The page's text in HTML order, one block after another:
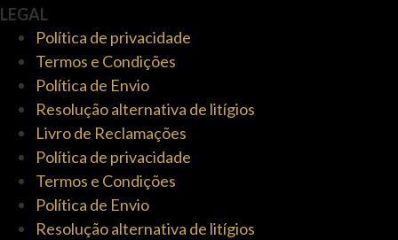
LEGAL
Política de privacidade
Termos e Condições
Política de Envio
Resolução alternativa de litígios
Livro de Reclamações
Política de privacidade
Termos e Condições
Política de Envio
Resolução alternativa de litígios